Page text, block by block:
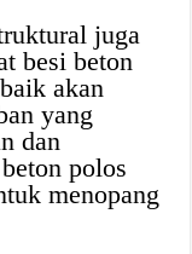
juga
besi beton
akan
yang
dan
polos
menopang